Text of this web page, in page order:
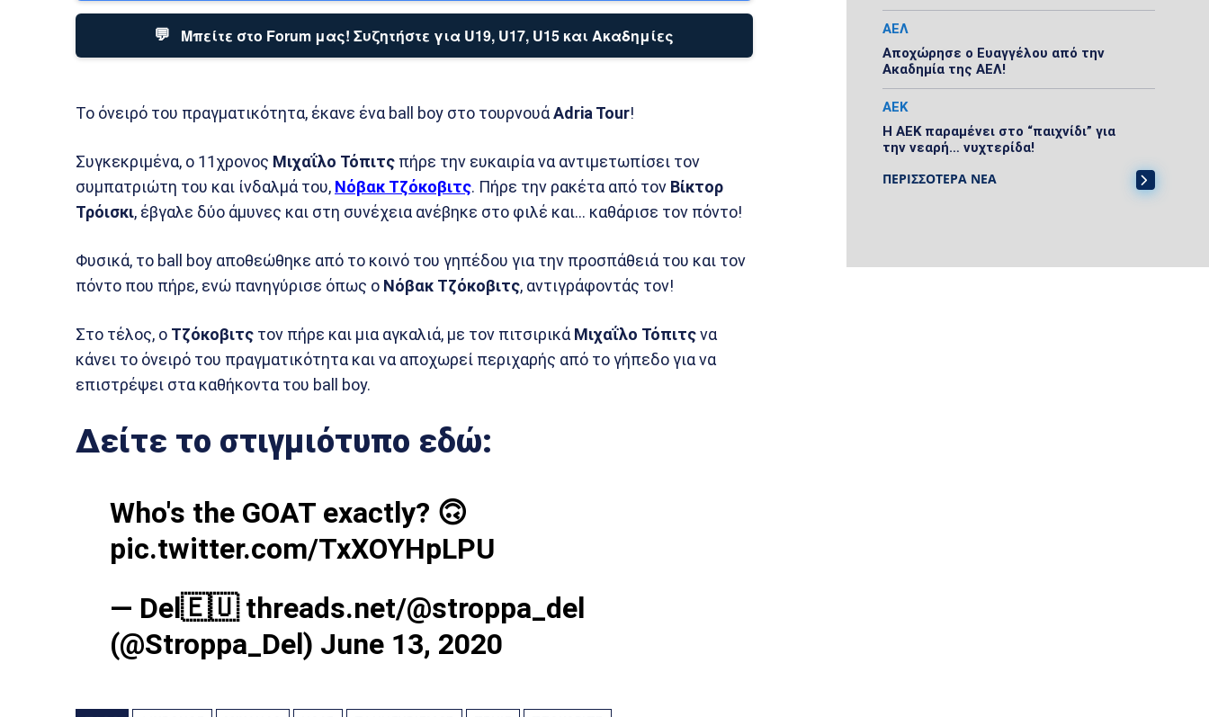
💬 Μπείτε στο Forum μας! Συζητήστε για U19, U17, U15 και Ακαδημίες
Το όνειρό του πραγματικότητα, έκανε ένα ball boy στο τουρνουάAdria Tour!
Συγκεκριμένα, ο 11χρονος Μιχαΐλο Τόπιτς πήρε την ευκαιρία να αντιμετωπίσει τον
συμπατριώτη του και ίνδαλμά του, Νόβακ Τζόκοβιτς. Πήρε την ρακέτα από τον Βίκτορ
Τρόισκι, έβγαλε δύο άμυνες και στη συνέχεια ανέβηκε στο φιλέ και… καθάρισε τον πόντο!
Φυσικά, το ball boy αποθεώθηκε από το κοινό του γηπέδου για την προσπάθειά του και τον
πόντο που πήρε, ενώ πανηγύρισε όπως ο Νόβακ Τζόκοβιτς, αντιγράφοντάς τον!
Στο τέλος, ο Τζόκοβιτς τον πήρε και μια αγκαλιά, με τον πιτσιρικά Μιχαΐλο Τόπιτςνα
κάνει το όνειρό του πραγματικότητα και να αποχωρεί περιχαρής από το γήπεδο για να
επιστρέψει στα καθήκοντα του ball boy.
Δείτε το στιγμιότυπο εδώ:
Who's the GOAT exactly? 🙃
pic.twitter.com/TxXOYHpLPU
— Del🇪🇺 threads.net/@stroppa_del
(@Stroppa_Del) June 13, 2020
ΑΕΛ
Αποχώρησε ο Ευαγγέλου από την
Ακαδημία της ΑΕΛ!
ΑΕΚ
Η ΑΕΚ παραμένει στο “παιχνίδι” για
την νεαρή… νυχτερίδα!
ΠΕΡΙΣΣΟΤΕΡΑ ΝΕΑ